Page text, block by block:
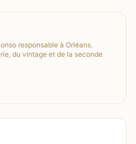
responsable à Orléans.
du vintage et de la seconde